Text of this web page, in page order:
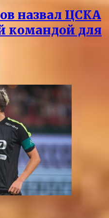
назвал ЦСКА
командой для